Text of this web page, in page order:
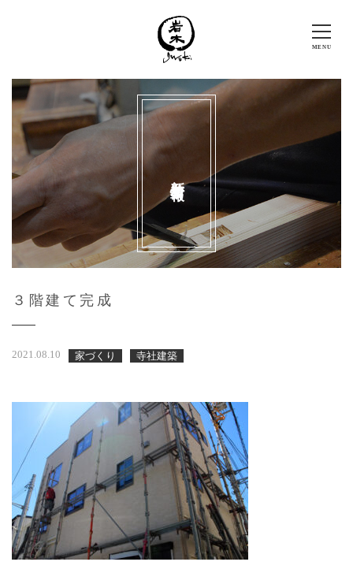
３階建て完成
2021.08.10 家づくり 寺社建築